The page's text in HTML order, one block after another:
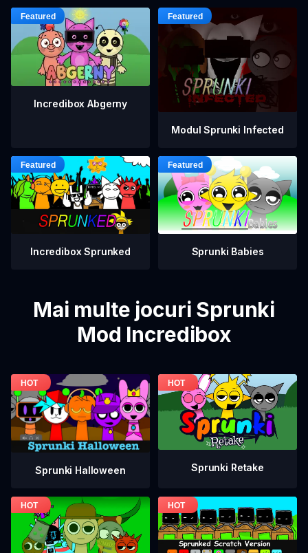
Incredibox Abgerny
Modul Sprunki Infected
Incredibox Sprunked Sprunki Babies
Mai multe jocuri Sprunki
Mod Incredibox
Sprunki Halloween Sprunki Retake